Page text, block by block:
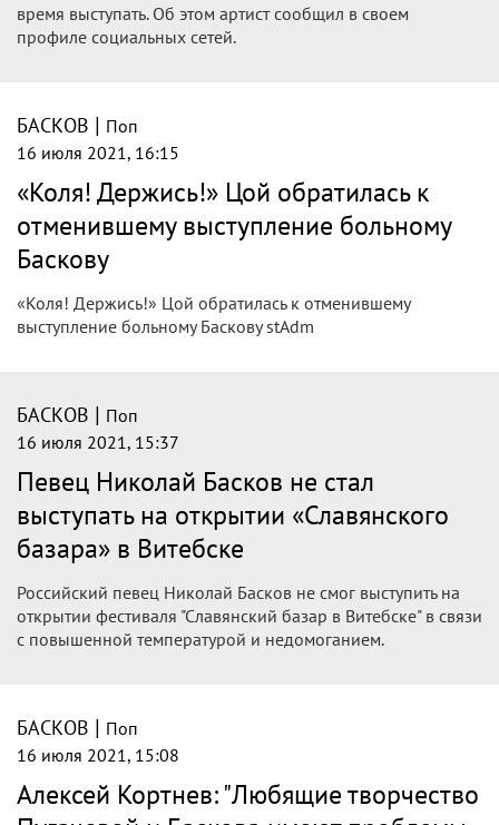
Российский исполнитель Николай Басков, который ранее
заявил, что не сможет выступить на фестивале
БАСКОВ|Поп
16 июля 2021, 18:15
Николаю Баскову сообщили результат
ПЦР-теста
Российский певец Николай Басков не смог выступить на
БАСКОВ |Поп
16 июля 2021, 17:30
Николай Басков пожаловался на
плохое самочувствие и отменил
выступление на сцене
Исполнитель Николай Басков заявил о плохом
профиле социальных сетей.
БАСКОВ|Поп